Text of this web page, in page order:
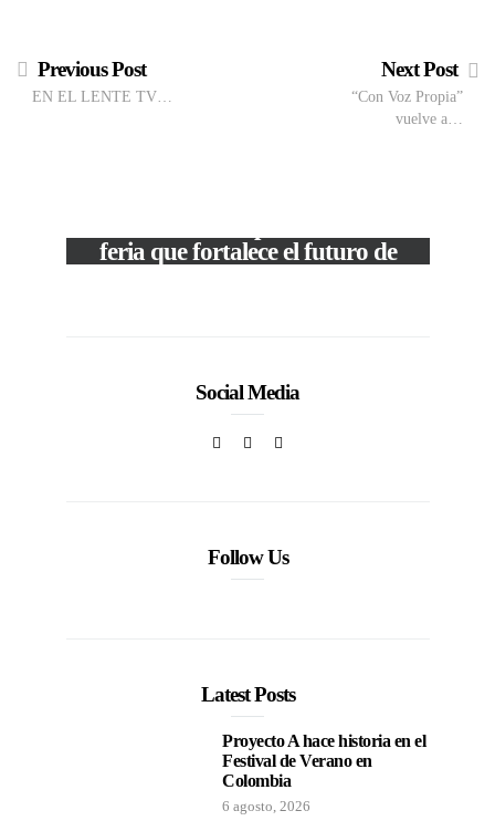
Previous Post
EN EL LENTE TV…
Next Post
“Con Voz Propia”
vuelve a…
feria que fortalece el futuro de
Social Media
Follow Us
Latest Posts
Proyecto A hace historia en el
Festival de Verano en
Colombia
6 agosto, 2026